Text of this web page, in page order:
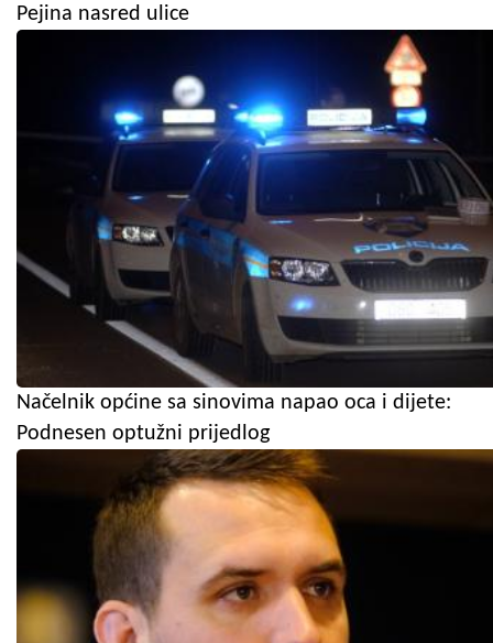
Pejina nasred ulice
Načelnik općine sa sinovima napao oca i dijete:
Podnesen optužni prijedlog